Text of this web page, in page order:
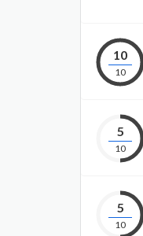
10
10
5
10
5
10